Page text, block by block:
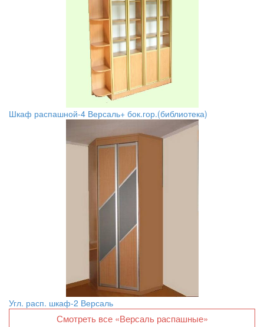
Шкаф распашной-4 Версаль+ бок.гор.(библиотека)
Угл. расп. шкаф-2 Версаль
Смотреть все «Версаль распашные»